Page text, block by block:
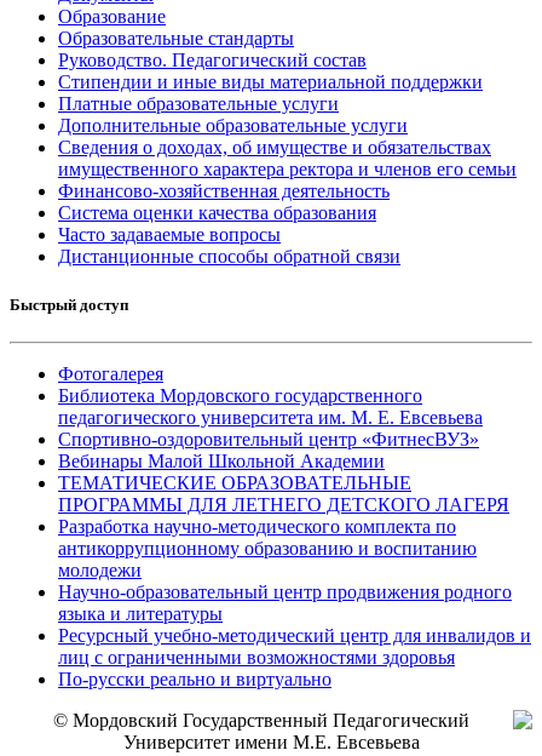
Образование
Образовательные стандарты
Руководство. Педагогический состав
Стипендии и иные виды материальной поддержки
Платные образовательные услуги
Дополнительные образовательные услуги
Сведения о доходах, об имуществе и обязательствах
имущественного характера ректора и членов его семьи
Финансово-хозяйственная деятельность
Система оценки качества образования
Часто задаваемые вопросы
Дистанционные способы обратной связи
Быстрый доступ
Фотогалерея
Библиотека Мордовского государственного
педагогического университета им. М. Е. Евсевьева
Спортивно-оздоровительный центр «ФитнесВУЗ»
Вебинары Малой Школьной Академии
ТЕМАТИЧЕСКИЕ ОБРАЗОВАТЕЛЬНЫЕ
ПРОГРАММЫ ДЛЯ ЛЕТНЕГО ДЕТСКОГО ЛАГЕРЯ
Разработка научно-методического комплекта по
антикоррупционному образованию и воспитанию
молодежи
Научно-образовательный центр продвижения родного
языка и литературы
Ресурсный учебно-методический центр для инвалидов и
лиц с ограниченными возможностями здоровья
По-русски реально и виртуально
© Мордовский Государственный Педагогический
Университет имени М.Е. Евсевьева